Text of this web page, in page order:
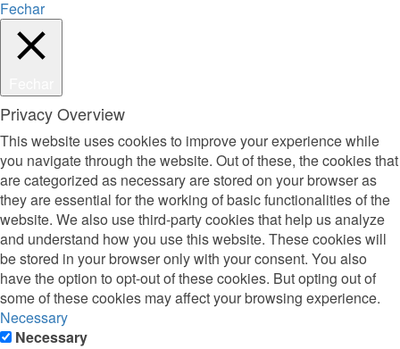
Fechar
Privacy Overview
This website uses cookies to improve your experience while
you navigate through the website. Out of these, the cookies that
are categorized as necessary are stored on your browser as
they are essential for the working of basic functionalities of the
website. We also use third-party cookies that help us analyze
and understand how you use this website. These cookies will
be stored in your browser only with your consent. You also
have the option to opt-out of these cookies. But opting out of
some of these cookies may affect your browsing experience.
Necessary
Necessary